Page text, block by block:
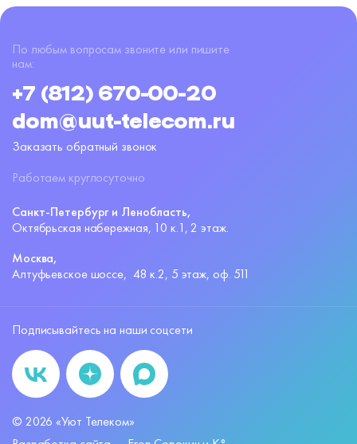
По любым вопросам звоните или пишите
нам:
+7 (812) 670-00-20
dom@uut-telecom.ru
Заказать обратный звонок
Работаем круглосуточно
Санкт-Петербург и Ленобласть,
Октябрьская набережная, 10 к.1, 2 этаж.
Москва,
Алтуфьевское шоссе, 48 к.2, 5 этаж, оф. 511
Подписывайтесь на наши соцсети
© 2026 «Уют Телеком»